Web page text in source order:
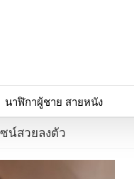
นาฬิกาผู้ชาย สายหนัง
น์สวยลงตัว